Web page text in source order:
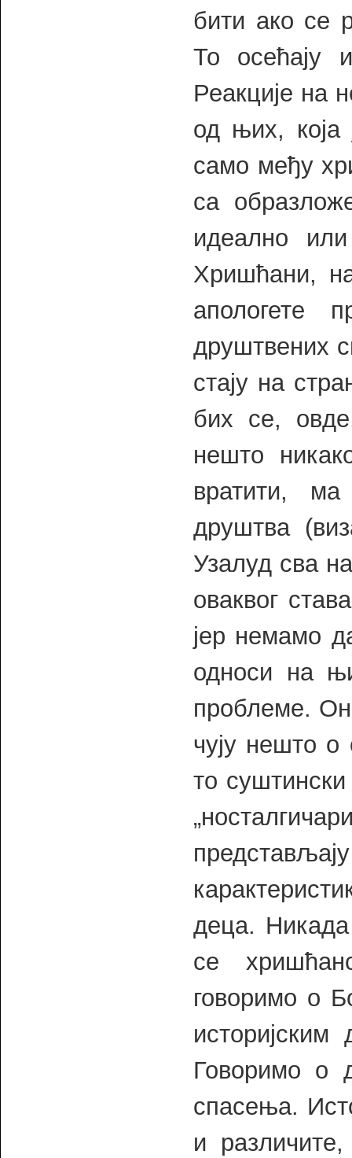
бити ако се
То
Реакције на
од њих,
само међу
са
идеално
Хришћани,
апологете
друштвених
стају на
бих се,
нешто
вратити,
друштва
Узалуд сва
оваквог
јер немамо
односи на
проблеме.
чују нешто о
то
деца.
се
говоримо о
Говоримо о
спасења.
и